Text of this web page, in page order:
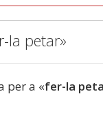
la petar»
per a «fer-la